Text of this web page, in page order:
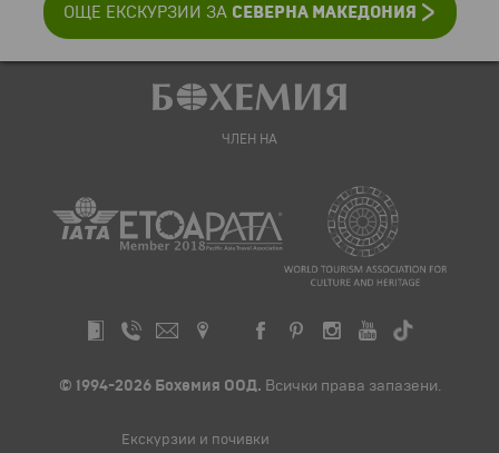
ОЩЕ ЕКСКУРЗИИ ЗА СЕВЕРНА МАКЕДОНИЯ
ЧЛЕН НА
© 1994-2026 Бохемия ООД. Всички права запазени.
Екскурзии и почивки